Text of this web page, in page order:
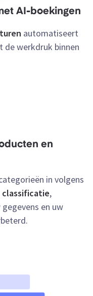
AI-boekingen
automatiseert
de werkdruk binnen
en
in volgens
classificatie,
en uw